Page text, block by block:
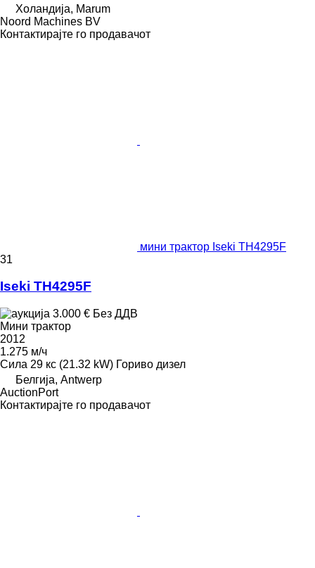
Холандија, Marum
Noord Machines BV
Контактирајте го продавачот
мини трактор Iseki TH4295F
31
Iseki TH4295F
3.000 € Без ДДВ
Мини трактор
2012
1.275 м/ч
Сила 29 кс (21.32 kW) Гориво дизел
Белгија, Antwerp
AuctionPort
Контактирајте го продавачот